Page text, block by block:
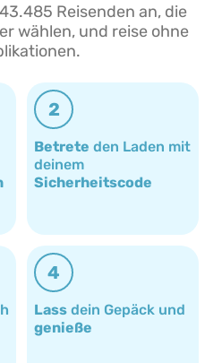
Reisenden an, die
wählen, und reise ohne
2
Betrete den Laden mit
deinem
Sicherheitscode
4
Lass dein Gepäck und
genieße